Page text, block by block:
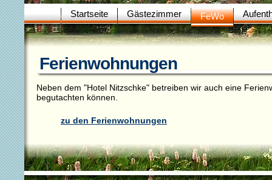
Startseite Gästezimmer FeWo
Ferienwohnungen
Neben dem "Hotel Nitzschke" betreiben wir auch eine
begutachten können.
zu den Ferienwohnungen